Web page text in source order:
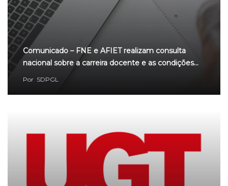
Comunicado – FNE e AFIET realizam consulta
nacional sobre a carreira docente e as condições…
Por SDPGL